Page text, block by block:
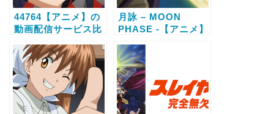
44764【アニメ】の
動画配信サービス比
する方法
月詠 – MOON
PHASE -【アニメ】
比較と無料で全話視
聴する方法